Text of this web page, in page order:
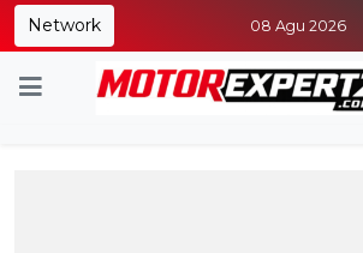
Network 08 Agu 2026